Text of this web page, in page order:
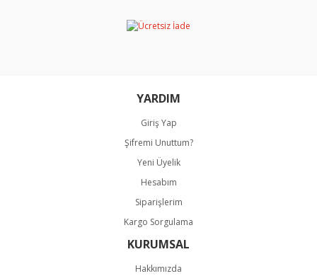
YARDIM
Giriş Yap
Şifremi Unuttum?
Yeni Üyelik
Hesabım
Siparişlerim
Kargo Sorgulama
KURUMSAL
Hakkımızda